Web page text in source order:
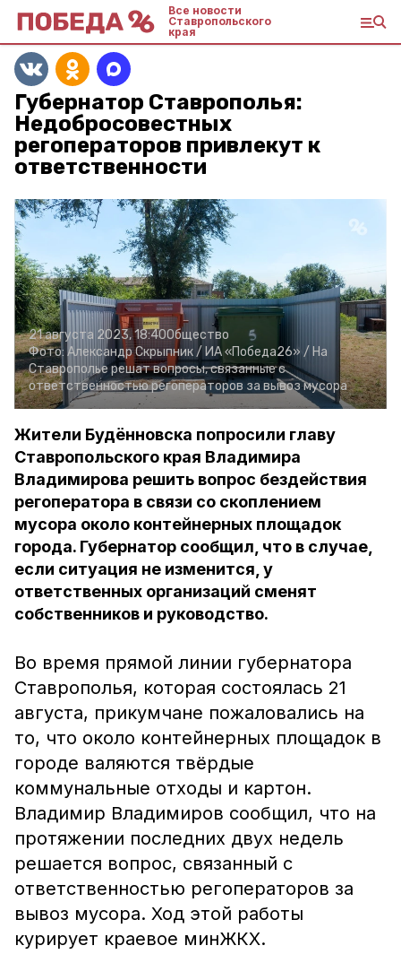
Все новости
Ставропольского
края
Губернатор Ставрополья:
Недобросовестных
регоператоров привлекут к
ответственности
21 августа 2023, 18:40Общество
Фото: Александр Скрыпник / ИА «Победа26» / На
Ставрополье решат вопросы, связанные с
ответственностью регоператоров за вывоз мусора
Жители Будённовска попросили главу
Ставропольского края Владимира
Владимирова решить вопрос бездействия
регоператора в связи со скоплением
мусора около контейнерных площадок
города. Губернатор сообщил, что в случае,
если ситуация не изменится, у
ответственных организаций сменят
собственников и руководство.
Во время прямой линии губернатора
Ставрополья, которая состоялась 21
августа, прикумчане пожаловались на
то, что около контейнерных площадок в
городе валяются твёрдые
коммунальные отходы и картон.
Владимир Владимиров сообщил, что на
протяжении последних двух недель
решается вопрос, связанный с
ответственностью регоператоров за
вывоз мусора. Ход этой работы
курирует краевое минЖКХ.